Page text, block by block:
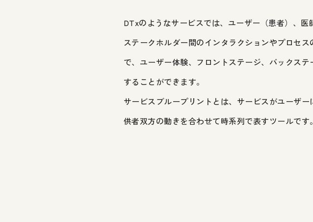
DTxのようなサービスでは、ユーザー（患者）、
ステークホルダー間のインタラクションやプロセ
で、ユーザー体験、フロントステージ、バックス
することができます。
サービスブループリントとは、サービスがユーザ
供者双方の動きを合わせて時系列で表すツールです。